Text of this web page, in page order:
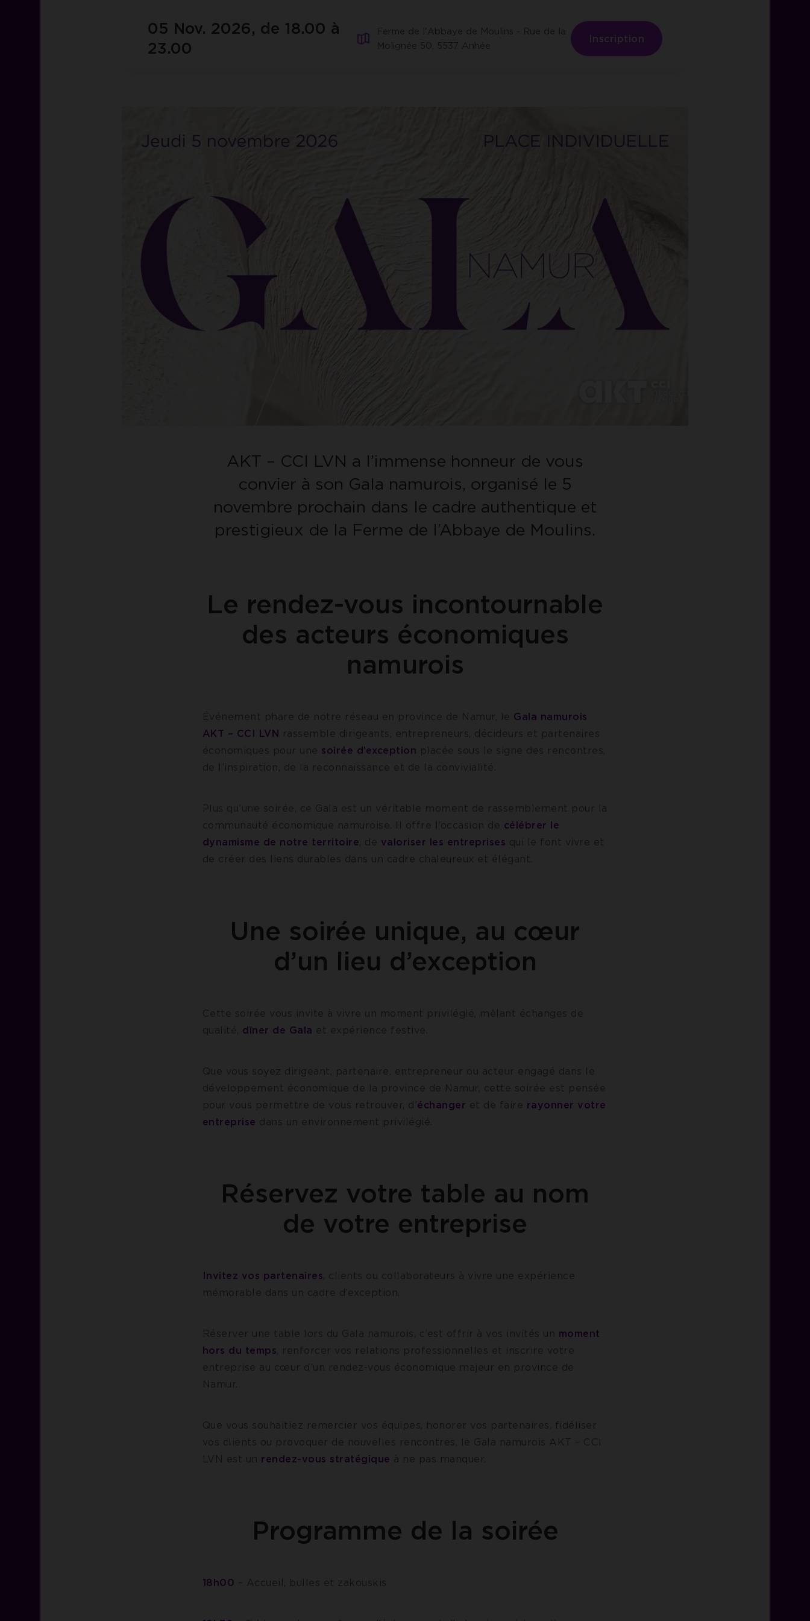
05 Nov. 2026, de 18.00 à
23.00
Ferme de l'Abbaye de Moulins - Rue de la
Molignée 50, 5537 Anhée
Inscription
AKT – CCI LVN a l’immense honneur de vous
convier à son Gala namurois, organisé le 5
novembre prochain dans le cadre authentique et
prestigieux de la Ferme de l’Abbaye de Moulins.
Le rendez-vous incontournable
des acteurs économiques
namurois
Événement phare de notre réseau en province de Namur, le Gala namurois
AKT – CCI LVN rassemble dirigeants, entrepreneurs, décideurs et partenaires
économiques pour une soirée d’exception placée sous le signe des rencontres,
de l’inspiration, de la reconnaissance et de la convivialité.
Plus qu’une soirée, ce Gala est un véritable moment de rassemblement pour la
communauté économique namuroise. Il offre l’occasion de célébrer le
dynamisme de notre territoire, de valoriser les entreprises qui le font vivre et
de créer des liens durables dans un cadre chaleureux et élégant.
Une soirée unique, au cœur
d’un lieu d’exception
Cette soirée vous invite à vivre un moment privilégié, mêlant échanges de
qualité, dîner de Gala et expérience festive.
Que vous soyez dirigeant, partenaire, entrepreneur ou acteur engagé dans le
développement économique de la province de Namur, cette soirée est pensée
pour vous permettre de vous retrouver, d’échanger et de faire rayonner votre
entreprise dans un environnement privilégié.
Réservez votre table au nom
de votre entreprise
Invitez vos partenaires, clients ou collaborateurs à vivre une expérience
mémorable dans un cadre d’exception.
Réserver une table lors du Gala namurois, c’est offrir à vos invités un moment
hors du temps, renforcer vos relations professionnelles et inscrire votre
entreprise au cœur d’un rendez-vous économique majeur en province de
Namur.
Que vous souhaitiez remercier vos équipes, honorer vos partenaires, fidéliser
vos clients ou provoquer de nouvelles rencontres, le Gala namurois AKT – CCI
LVN est un rendez-vous stratégique à ne pas manquer.
Programme de la soirée
18h00 – Accueil, bulles et zakouskis